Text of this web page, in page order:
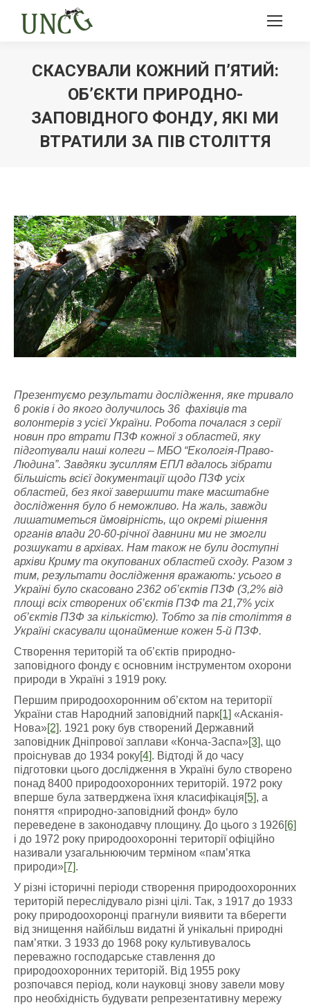
СКАСУВАЛИ КОЖНИЙ П’ЯТИЙ:
ОБ’ЄКТИ ПРИРОДНО-
ЗАПОВІДНОГО ФОНДУ, ЯКІ МИ
ВТРАТИЛИ ЗА ПІВ СТОЛІТТЯ
Презентуємо результати дослідження, яке тривало
6 років і до якого долучилось 36 фахівців та
волонтерів з усієї України. Робота почалася з серії
новин про втрати ПЗФ кожної з областей, яку
підготували наші колеги – МБО “Екологія-Право-
Людина”. Завдяки зусиллям ЕПЛ вдалось зібрати
більшість всієї документації щодо ПЗФ усіх
областей, без якої завершити таке масштабне
дослідження було б неможливо. На жаль, завжди
лишатиметься ймовірність, що окремі рішення
органів влади 20-60-річної давнини ми не змогли
розшукати в архівах. Нам також не були доступні
архіви Криму та окупованих областей сходу. Разом з
тим, результати дослідження вражають: усього в
Україні було скасовано 2362 об’єктів ПЗФ (3,2% від
площі всіх створених об’єктів ПЗФ та 21,7% усіх
об’єктів ПЗФ за кількістю). Тобто за пів століття в
Україні скасували щонайменше кожен 5-й ПЗФ.
Створення територій та об’єктів природно-
заповідного фонду є основним інструментом охорони
природи в Україні з 1919 року.
Першим природоохоронним об’єктом на території
України став Народний заповідний парк[1] «Асканія-
Нова»[2]. 1921 року був створений Державний
заповідник Дніпрової заплави «Конча-Заспа»[3], що
проіснував до 1934 року[4]. Відтоді й до часу
підготовки цього дослідження в Україні було створено
понад 8400 природоохоронних територій. 1972 року
вперше була затверджена їхня класифікація[5], а
поняття «природно-заповідний фонд» було
переведене в законодавчу площину. До цього з 1926[6]
і до 1972 року природоохоронні території офіційно
називали узагальнюючим терміном «пам’ятка
природи»[7].
У різні історичні періоди створення природоохоронних
територій переслідувало різні цілі. Так, з 1917 до 1933
року природоохоронці прагнули виявити та вберегти
від знищення найбільш видатні й унікальні природні
пам’ятки. З 1933 до 1968 року культивувалось
переважно господарське ставлення до
природоохоронних територій. Від 1955 року
розпочався період, коли науковці знову завели мову
про необхідність будувати репрезентативну мережу